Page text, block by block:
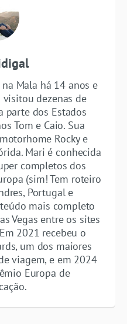
Mala há 14 anos e
visitou dezenas de
parte dos Estados
Tom e Caio. Sua
Rocky e
Mari é conhecida
completos dos
(sim! Tem roteiro
Portugal e
mais completo
Vegas entre os sites
2021 recebeu o
um dos maiores
viagem, e em 2024
Europa de